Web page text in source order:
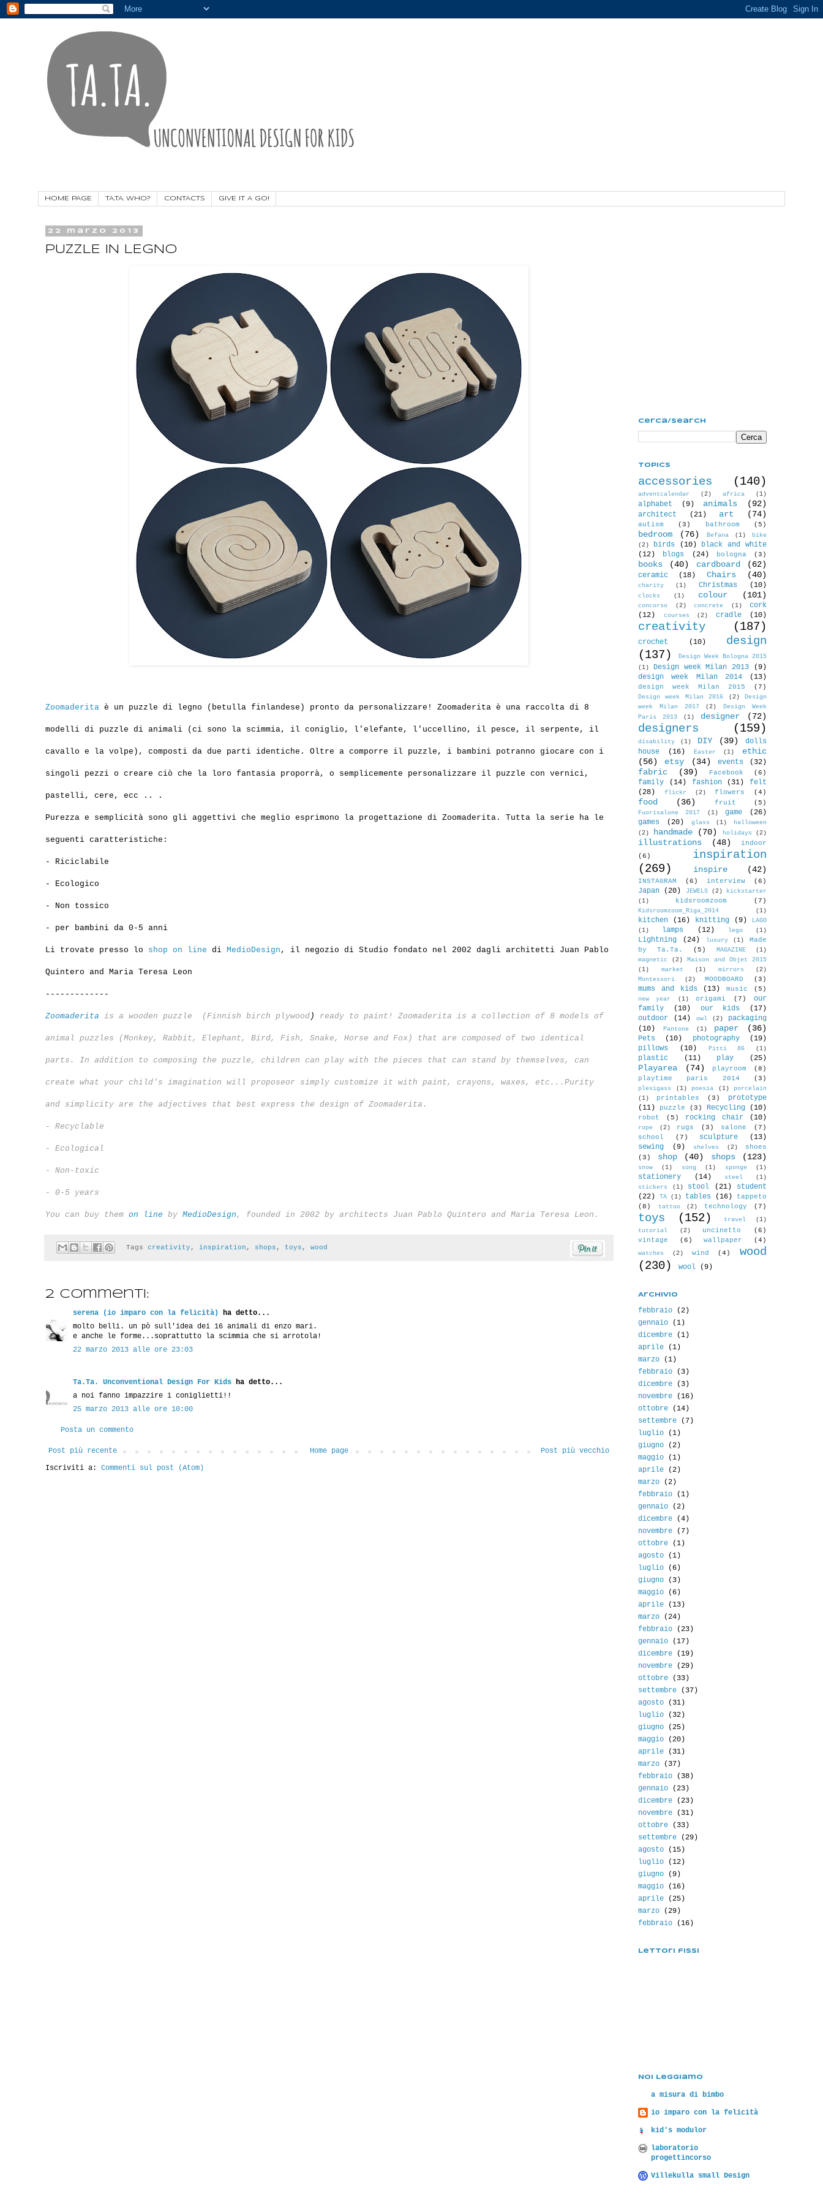
HOME PAGE TA.TA. WHO? CONTACTS GIVE IT A GO!
22 marzo 2013
PUZZLE IN LEGNO
Zoomaderita è un puzzle di legno ( betulla finlandese) pronto da personalizzare ! Zoomaderita è una raccolta di 8
modelli di puzzle di animali ( ci sono la scimmia, il coniglio , l' elefante , l'uccellino, il pesce, il serpente, il
cavallo e la volpe ), composti da due parti identiche . Oltre a comporre il puzzle , i bambini potranno giocare con i
singoli pezzi o creare ciò che la loro fantasia proporrà, o semplicemente personalizzare il puzzle con vernici,
pastelli, cere, ecc .. .
Purezza e semplicità sono gli aggettivi che meglio esprimono la progettazione di Zoomaderita . Tutta la serie ha le
seguenti caratteristiche:
- Riciclabile
- Ecologico
- Non tossico
- per bambini da 0-5 anni
Li trovate presso lo shop on line di MedioDesign , il negozio di Studio fondato nel 2002 dagli architetti Juan Pablo
Quintero and Maria Teresa Leon
-------------
Zoomaderita is a wooden puzzle (Finnish birch plywood) ready to paint! Zoomaderita is a collection of 8 models of
animal puzzles (Monkey, Rabbit, Elephant, Bird, Fish, Snake, Horse and Fox) that are composed of two identical
parts. In addition to composing the puzzle, children can play with the pieces that can stand by themselves, can
create what your child's imagination will proposeor simply customize it with paint, crayons, waxes, etc...Purity
and simplicity are the adjectives that best express the design of Zoomaderita.
- Recyclable
- Ecological
- Non-toxic
- 0-5 years
You can buy them on line by MedioDesign, founded in 2002 by architects Juan Pablo Quintero and Maria Teresa Leon.
Tags creativity , inspiration , shops , toys , wood
2 commenti:
serena (io imparo con la felicità) ha detto...
molto belli. un pò sull'idea dei 16 animali di enzo mari.
e anche le forme...soprattutto la scimmia che si arrotola!
22 marzo 2013 alle ore 23:03
Ta.Ta. Unconventional Design For Kids ha detto...
a noi fanno impazzire i coniglietti!!
25 marzo 2013 alle ore 10:00
Posta un commento
Post più recente Post più vecchio
Home page
Iscriviti a: Commenti sul post (Atom)
Cerca/Search
Topics
accessories (140)
adventcalendar (2) africa (1)
alphabet (9) animals (92)
architect (21) art (74)
autism (3) bathroom (5)
bedroom (76) Befana (1)
bike
(2)
birds (10)
black and white
(12)
blogs (24) bologna (3)
books (40) cardboard (62)
ceramic (18) Chairs (40)
charity (1) Christmas (10)
clocks (1) colour (101)
concorso (2) concrete (1)
cork
(12)
courses (2) cradle (10)
creativity (187)
crochet (10)
design
(137)
Design Week Bologna 2015
(1)
Design week Milan 2013
(9)
design week Milan 2014
(13)
design week Milan 2015 (7)
Design week Milan 2016 (2)
Design
week Milan 2017
(2)
Design Week
Paris 2013
(1) designer (72)
designers (159)
disability (1) DIY (39)
dolls
house
(16) Easter (1)
ethic
(56)
etsy (34) events (32)
fabric (39) Facebook (6)
family (14) fashion (31)
felt
(28)
flickr (2) flowers (4)
food (36) fruit (5)
Fuorisalone 2017 (1) game
(26)
games
(20) glass (1)
halloween
(2)
handmade (70) holidays (2)
illustrations (48)
indoor
(6)
inspiration
(269)
inspire (42)
INSTAGRAM (6) interview (6)
Japan (20) JEWELS (2)
kickstarter
(1)
kidsroomzoom (7)
Kidsroomzoom_Riga_2014 (1)
kitchen (16) knitting (9)
LAGO
(1)
lamps (12) lego (1)
Lightning (24) luxury (1)
Made
by Ta.Ta.
(5) MAGAZINE
(1)
magnetic
(2)
Maison and Objet 2015
(1)
market (1) mirrors
(2)
Montessori
(2) MOODBOARD (3)
mums and kids (13) music (5)
new year (1) origami (7)
our
family
(10) our kids
(17)
outdoor
(14) owl (2)
packaging
(10)
Pantone (1) paper (36)
Pets (10) photography
(19)
pillows
(10) Pitti 86 (1)
plastic (11) play (25)
Playarea (74) playroom
(8)
playtime paris 2014
(3)
plexigass (1) poesia (1)
porcelain
(1)
printables (3)
prototype
(11)
puzzle (3) Recycling (10)
robot (5) rocking chair (10)
rope (2) rugs (3) salone
(7)
school
(7) sculpture
(13)
sewing
(9) shelves (2)
shoes
(3)
shop (40) shops (123)
snow (1) song (1) sponge (1)
stationery (14) steel
(1)
stickers
(1) stool (21)
student
(22)
TA (1) tables (16)
tappeto
(8)
tattoo (2) technology (7)
toys (152) travel
(1)
tutorial
(2) uncinetto
(6)
vintage
(6) wallpaper (4)
watches (2) wind (4)
wood
(230)
wool (9)
Archivio
febbraio (2)
gennaio (1)
dicembre (1)
aprile (1)
marzo (1)
febbraio (3)
dicembre (3)
novembre (16)
ottobre (14)
settembre (7)
luglio (1)
giugno (2)
maggio (1)
aprile (2)
marzo (2)
febbraio (1)
gennaio (2)
dicembre (4)
novembre (7)
ottobre (1)
agosto (1)
luglio (6)
giugno (3)
maggio (6)
aprile (13)
marzo (24)
febbraio (23)
gennaio (17)
dicembre (19)
novembre (29)
ottobre (33)
settembre (37)
agosto (31)
luglio (32)
giugno (25)
maggio (20)
aprile (31)
marzo (37)
febbraio (38)
gennaio (23)
dicembre (23)
novembre (31)
ottobre (33)
settembre (29)
agosto (15)
luglio (12)
giugno (9)
maggio (16)
aprile (25)
marzo (29)
febbraio (16)
Lettori fissi
Noi Leggiamo
a misura di bimbo
io imparo con la felicità
kid's modulor
laboratorio
progettincorso
Villekulla small Design